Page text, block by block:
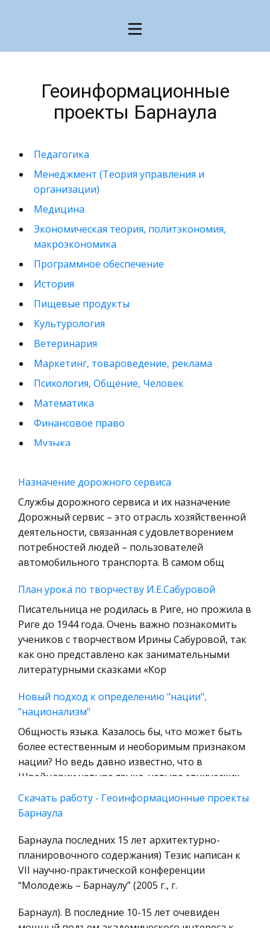
Геоинформационные
проекты Барнаула
Педагогика
Менеджмент (Теория управления и
организации)
Медицина
Экономическая теория, политэкономия,
макроэкономика
Программное обеспечение
История
Пищевые продукты
Культурология
Ветеринария
Маркетинг, товароведение, реклама
Психология, Общение, Человек
Математика
Финансовое право
Музыка
кредитные отношения
Конституционное (государственное) право
зарубежных стран
Муниципальное право России
Радиоэлектроника
Физкультура и Спорт
История отечественного государства и
права
Технология
Уголовное право
Природопользование
Социология
Страховое право
Военное дело
Экономика и Финансы
Химия
Металлургия
Микроэкономика, экономика предприятия,
Историческая личность
Назначение дорожного сервиса
Службы дорожного сервиса и их назначение
Дорожный сервис – это отрасль хозяйственной
деятельности, связанная с удовлетворением
потребностей людей – пользователей
автомобильного транспорта. В самом общ
План урока по творчеству И.Е.Сабуровой
Писательница не родилась в Риге, но прожила в
Риге до 1944 года. Очень важно познакомить
учеников с творчеством Ирины Сабуровой, так
как оно представлено как занимательными
литературными сказками «Кор
Новый подход к определению "нации",
"национализм"
Общность языка. Казалось бы, что может быть
более естественным и необоримым признаком
нации? Но ведь давно известно, что в
Швейцарии четыре языка, четыре этнических
общности - германо-швейцарцы (65%
Влияние мониторов на зрение. Мониторы с
электронно-лучевой трубкой (ЭЛТ) или
жидкокристаллические (ЖК). Усталость глаз при
работе с мониторами
Изображение на дисплее принципиально
наблюдения - оно светится; состоит из
Скачать работу - Геоинформационные проекты
Барнаула
Барнаула последних 15 лет архитектурно-
планировочного содержания) Тезис написан к
VII научно-практической конференции
“Молодежь – Барнаулу” (2005 г., г.
Барнаул). В последние 10-15 лет очевиден